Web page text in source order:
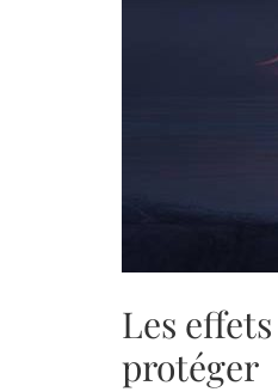
Les
protéger